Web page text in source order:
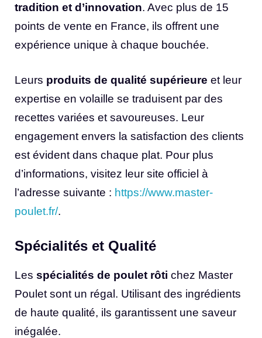
tradition et d’innovation. Avec plus de 15
points de vente en France, ils offrent une
expérience unique à chaque bouchée.
Leurs produits de qualité supérieure et leur
expertise en volaille se traduisent par des
recettes variées et savoureuses. Leur
engagement envers la satisfaction des clients
est évident dans chaque plat. Pour plus
d’informations, visitez leur site officiel à
l’adresse suivante : https://www.master-
poulet.fr/.
Spécialités et Qualité
Les spécialités de poulet rôti chez Master
Poulet sont un régal. Utilisant des ingrédients
de haute qualité, ils garantissent une saveur
inégalée.